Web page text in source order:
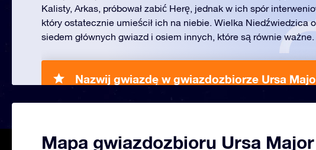
Kalisty, Arkas, próbował zabić Herę, jednak w ich spór
który ostatecznie umieścił ich na niebie. Wielka Niedźwiedzica
siedem głównych gwiazd i osiem innych, które są równie ważne.
Nazwij gwiazdę w gwiazdozbiorze Ursa
Mapa gwiazdozbioru Ursa Major